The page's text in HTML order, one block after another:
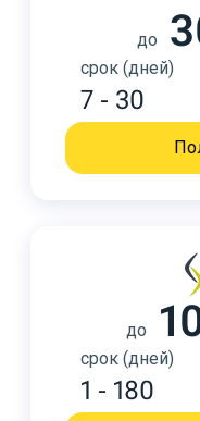
до
срок (дней)
7 - 30
до
срок (дней)
1 - 180